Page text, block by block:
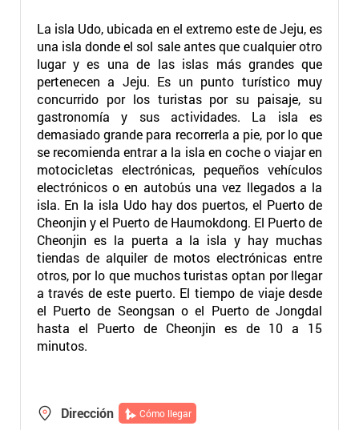
La isla Udo, ubicada en el extremo este de Jeju, es
una isla donde el sol sale antes que cualquier otro
lugar y es una de las islas más grandes que
pertenecen a Jeju. Es un punto turístico muy
concurrido por los turistas por su paisaje, su
gastronomía y sus actividades. La isla es
demasiado grande para recorrerla a pie, por lo que
se recomienda entrar a la isla en coche o viajar en
motocicletas electrónicas, pequeños vehículos
electrónicos o en autobús una vez llegados a la
isla. En la isla Udo hay dos puertos, el Puerto de
Cheonjin y el Puerto de Haumokdong. El Puerto de
Cheonjin es la puerta a la isla y hay muchas
tiendas de alquiler de motos electrónicas entre
otros, por lo que muchos turistas optan por llegar
a través de este puerto. El tiempo de viaje desde
el Puerto de Seongsan o el Puerto de Jongdal
hasta el Puerto de Cheonjin es de 10 a 15
minutos.
Dirección Cómo llegar